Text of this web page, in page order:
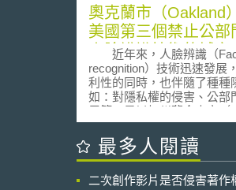
奧克蘭市（Oakland
美國第三個禁止公部
人臉辨識技術的城市
近年來，人臉辨識（
recognition）技術迅速發展
利性的同時，也伴隨了種種
如：對隱私權的侵害、公部
用等，是以加州舊金山市（
Francisco）和麻薩諸塞州
（Somerville）分別在今年
月和6月發布公部門使用人
（Oakland）並於7月16日跟
最多人閱讀
二次創作影片是否侵害著作